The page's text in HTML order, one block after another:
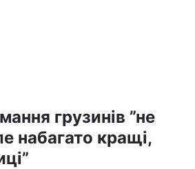
грузинів ”не
набагато кращі,